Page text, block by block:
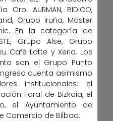
AURMAN, BIDICO,
Grupo Iruña, Master
En la categoría de
Grupo Alse, Grupo
Café Latte y Xeria. Los
son el Grupo Punto
cuenta asimismo
institucionales: el
Foral de Bizkaia, el
el Ayuntamiento de
Comercio de Bilbao.